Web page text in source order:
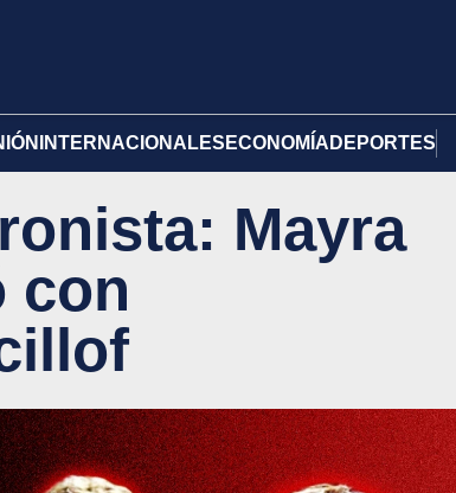
INTERNACIONALES ECONOMÍA DEPORTES
Mayra
con